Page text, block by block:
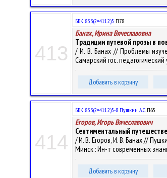
413
ББК 83.3(2=411.2)5 П78
Банах, Ирина Вячеславовна
Традиции путевой прозы в
/ И. В. Банах // Проблемы
Самарский гос.
Добавить в корзину
414
ББК 83.3(2=411.2)5-8 Пушкин А.С.П65
Егоров, Игорь Вячеславович
Сентиментальный
/ И. В. Егоров, И. В. Банах //
Минск : Ин-т современных
Добавить в корзину